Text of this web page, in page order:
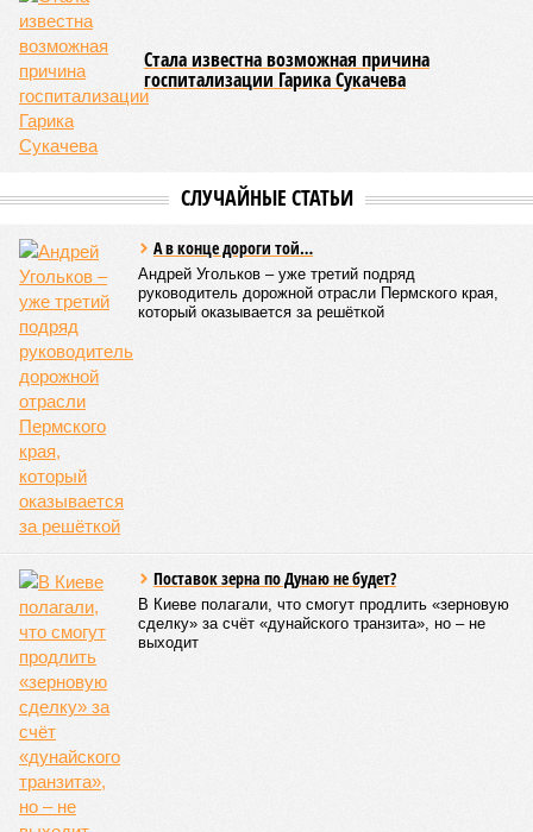
Цифры
По данным за 2025 год, лидером по средней
продолжительности жизни из всех стран стало
Княжество Монако. В общем-то, неудивительно с
клочка суши. Но второе место удивляет – оно,
большинство доживают до 87 лет, то в Гонконге – до
85 с копейками. «Бронза» за Японией – почти 85 лет.
Далее следуют Южная Корея, Швейцария и Австралия.
Средняя продолжительность жизни в России – 74,2
года, от лидеров рейтинга мы очень далеки. Впрочем,
Владимир Путин поставил задачу, чтобы к 2030 году
эта цифра выросла до 78 лет, а к 2036 году – до 81
года. Как это будет выполняться, неизвестно.
Эта железная печень
В своём новейшем исследовании, опубликованном в NPJ
Aging, группа учёных из Сколковского института науки и
Екатериной Храмеевойподсчитала максимальный срок
жизни человека. Вернее, каким бы этот срок мог быть, если
исключить из уравнения все признаки старения, в том
числе и соматические мутации.
Итак, пишет в своей разошедшейся на многомиллионную
аудиторию публикации New York Post (почему, кстати, New
York Post, а не отечественные издания?), получилось, что
средним показателем было бы 1759 лет, а максимальным –
29 921 год. Неплохо: одному-единственному человеку